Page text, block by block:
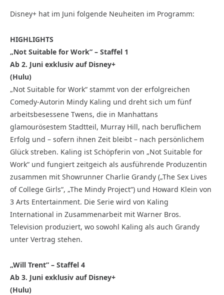
Disney+ hat im Juni folgende Neuheiten im Programm:
HIGHLIGHTS
„Not Suitable for Work” – Staffel 1
Ab 2. Juni exklusiv auf Disney+
(Hulu)
„Not Suitable for Work“ stammt von der erfolgreichen
Comedy-Autorin Mindy Kaling und dreht sich um fünf
arbeitsbesessene Twens, die in Manhattans
glamourösestem Stadtteil, Murray Hill, nach beruflichem
Erfolg und – sofern ihnen Zeit bleibt – nach persönlichem
Glück streben. Kaling ist Schöpferin von „Not Suitable for
Work“ und fungiert zeitgeich als ausführende Produzentin
zusammen mit Showrunner Charlie Grandy („The Sex Lives
of College Girls“, „The Mindy Project“) und Howard Klein von
3 Arts Entertainment. Die Serie wird von Kaling
International in Zusammenarbeit mit Warner Bros.
Television produziert, wo sowohl Kaling als auch Grandy
unter Vertrag stehen.
„Will Trent” – Staffel 4
Ab 3. Juni exklusiv auf Disney+
(Hulu)